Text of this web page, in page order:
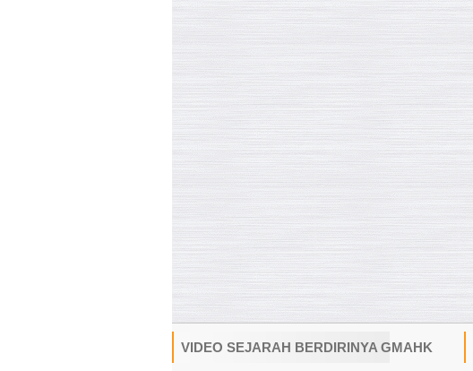
VIDEO SEJARAH BERDIRINYA GMAHK